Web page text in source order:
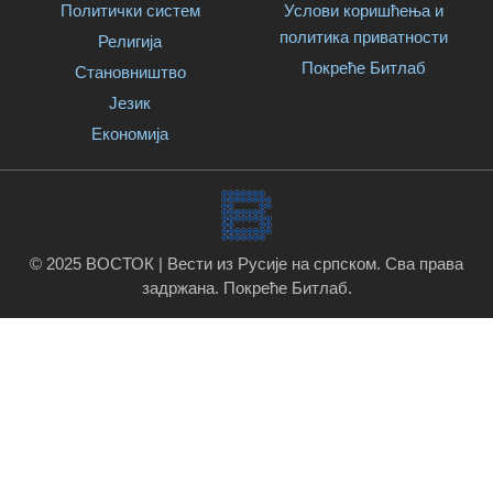
Политички систем
Религија
Становништво
Језик
Економија
Услови коришћења и
политика приватности
Покреће Битлаб
© 2025 ВОСТОК | Вести из Русије на српском. Сва права
задржана. Покреће Битлаб.